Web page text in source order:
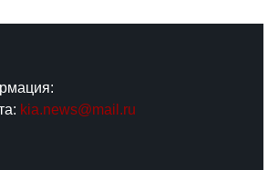
kia.news@mail.ru